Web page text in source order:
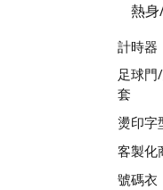
熱
計時器
足球
套
燙印字
客製化
號碼衣